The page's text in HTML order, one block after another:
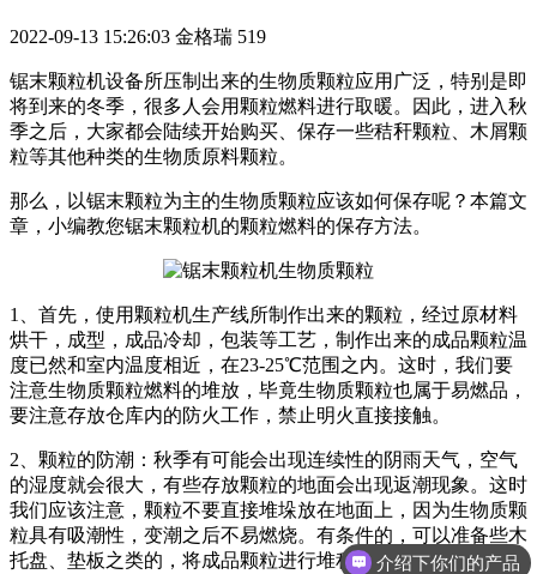
2022-09-13 15:26:03 金格瑞 519
锯末颗粒机设备所压制出来的生物质颗粒应用广泛，特别是即
将到来的冬季，很多人会用颗粒燃料进行取暖。因此，进入秋
季之后，大家都会陆续开始购买、保存一些秸秆颗粒、木屑颗
粒等其他种类的生物质原料颗粒。
那么，以锯末颗粒为主的生物质颗粒应该如何保存呢？本篇文
章，小编教您锯末颗粒机的颗粒燃料的保存方法。
1、首先，使用颗粒机生产线所制作出来的颗粒，经过原材料
烘干，成型，成品冷却，包装等工艺，制作出来的成品颗粒温
度已然和室内温度相近，在23-25℃范围之内。这时，我们要
注意生物质颗粒燃料的堆放，毕竟生物质颗粒也属于易燃品，
要注意存放仓库内的防火工作，禁止明火直接接触。
2、颗粒的防潮：秋季有可能会出现连续性的阴雨天气，空气
的湿度就会很大，有些存放颗粒的地面会出现返潮现象。这时
我们应该注意，颗粒不要直接堆垛放在地面上，因为生物质颗
粒具有吸潮性，变潮之后不易燃烧。有条件的，可以准备些木
托盘、垫板之类的，将成品颗粒进行堆积，让颗粒与地面离开
介绍下你们的产品